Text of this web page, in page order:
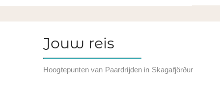
Jouw reis
Hoogtepunten van Paardrijden in Skagafjörður